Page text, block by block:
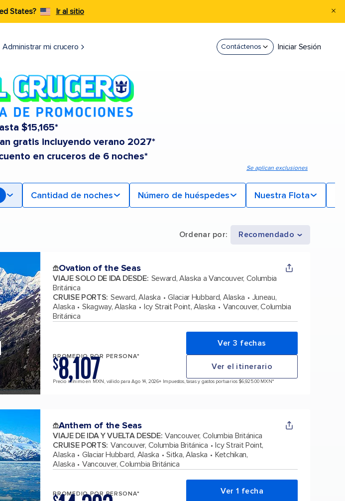
States? Ir al sitio
Administrar mi crucero Contáctenos Iniciar Sesión
$15,165*
gratis incluyendo verano 2027*
en cruceros de 6 noches*
Se aplican exclusiones
Cantidad de noches Número de huéspedes Nuestra Flota
Ordenar por: Recomendado
Ovation of the Seas
VIAJE SOLO DE IDA DESDE: Seward, Alaska a Vancouver, Columbia
Británica
CRUISE PORTS: Seward, Alaska Glaciar Hubbard, Alaska
Juneau,
Alaska
Skagway, Alaska Icy Strait Point, Alaska
Vancouver, Columbia
Británica
PROMEDIO POR PERSONA*
$8,107
Ver 3 fechas
Ver el itinerario
Precio mínimo en MXN, válido para Ago 14, 2026+ Impuestos, tasas y gastos portuarios $6,925.00 MXN*
Anthem of the Seas
VIAJE DE IDA Y VUELTA DESDE: Vancouver, Columbia Británica
CRUISE PORTS: Vancouver, Columbia Británica
Icy Strait Point,
Alaska
Glaciar Hubbard, Alaska Sitka, Alaska
Ketchikan,
Alaska
Vancouver, Columbia Británica
PROMEDIO POR PERSONA* Ver 1 fecha